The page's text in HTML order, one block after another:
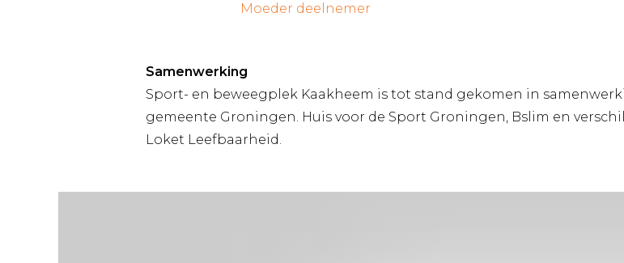
Moeder deelnemer
Samenwerking
Sport- en beweegplek Kaakheem is tot stand gekomen in
gemeente Groningen. Huis voor de Sport Groningen, Bslim en
Loket Leefbaarheid.